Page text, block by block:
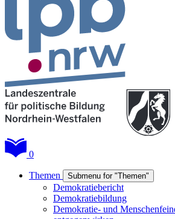
0
Themen Submenu for "Themen"
Demokratiebericht
Demokratiebildung
Demokratie- und